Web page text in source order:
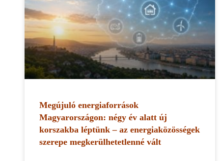
Megújuló energiaforrások
Magyarországon: négy év alatt új
korszakba léptünk – az energiaközösségek
szerepe megkerülhetetlenné vált